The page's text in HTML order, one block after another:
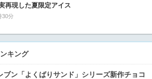
再現した夏限定アイス
30分
キング
ブン「よくばりサンド」シリーズ新作チョコ